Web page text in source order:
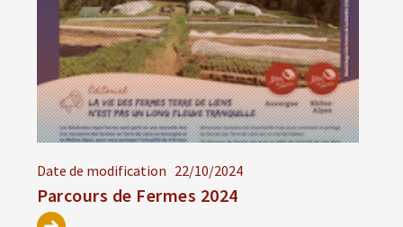
Date de modification 22/10/2024
Parcours de Fermes 2024